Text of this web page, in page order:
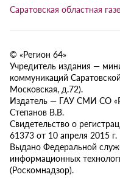
Саратовская областная
© «Регион 64»
Учредитель издания —
коммуникаций
Московская, д.72).
Издатель — ГАУ СМИ СО
Степанов В.В.
Свидетельство о
61373 от 10 апреля 2015 г.
Выдано Федеральной
информационных
(Роскомнадзор).